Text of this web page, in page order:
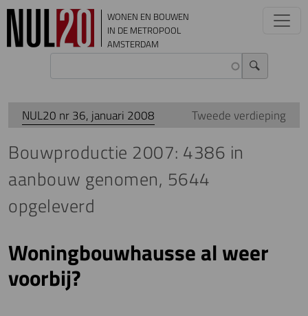
Overslaan en naar de inhoud gaan
WONEN EN BOUWEN
IN DE METROPOOL
AMSTERDAM
NUL20 nr 36, januari 2008 Tweede verdieping
Bouwproductie 2007: 4386 in
aanbouw genomen, 5644
opgeleverd
Woningbouwhausse al weer
voorbij?